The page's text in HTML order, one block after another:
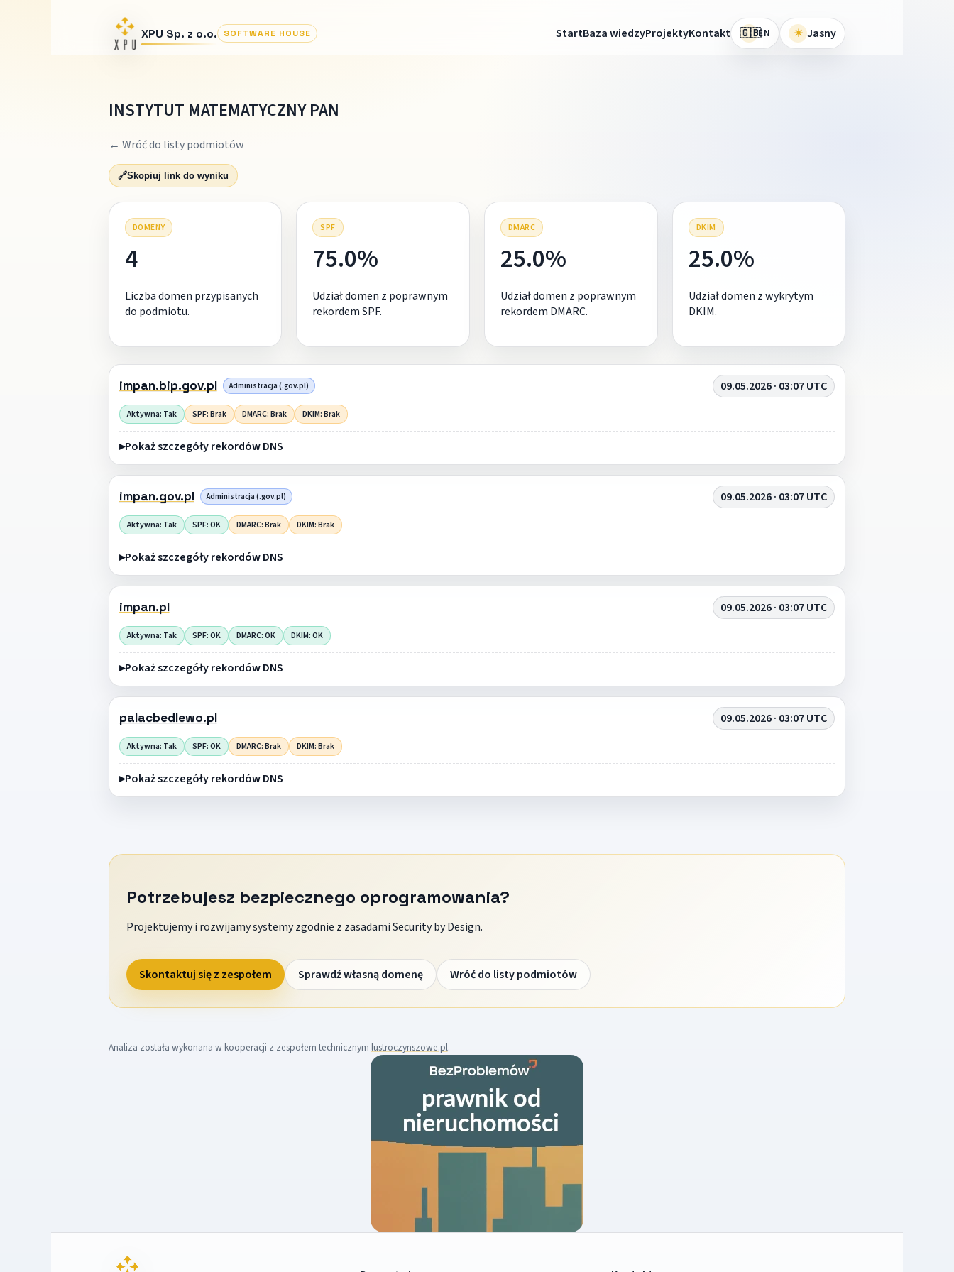
XPU Sp. z o.o. SOFTWARE HOUSE StartBaza wiedzyProjektyKontakt 🇬🇧EN ☀ Jasny
INSTYTUT MATEMATYCZNY PAN
← Wróć do listy podmiotów
🔗Skopiuj link do wyniku
DOMENY
4
Liczba domen przypisanych
do podmiotu.
SPF
75.0%
Udział domen z poprawnym
rekordem SPF.
DMARC
25.0%
Udział domen z poprawnym
rekordem DMARC.
DKIM
25.0%
Udział domen z wykrytym
DKIM.
impan.bip.gov.pl Administracja (.gov.pl) 09.05.2026 · 03:07 UTC
Aktywna: Tak SPF: Brak DMARC: Brak DKIM: Brak
Pokaż szczegóły rekordów DNS
impan.gov.pl Administracja (.gov.pl) 09.05.2026 · 03:07 UTC
Aktywna: Tak SPF: OK DMARC: Brak DKIM: Brak
Pokaż szczegóły rekordów DNS
impan.pl 09.05.2026 · 03:07 UTC
Aktywna: Tak SPF: OK DMARC: OK DKIM: OK
Pokaż szczegóły rekordów DNS
palacbedlewo.pl 09.05.2026 · 03:07 UTC
Aktywna: Tak SPF: OK DMARC: Brak DKIM: Brak
Pokaż szczegóły rekordów DNS
Potrzebujesz bezpiecznego oprogramowania?
Projektujemy i rozwijamy systemy zgodnie z zasadami Security by Design.
Skontaktuj się z zespołem Sprawdź własną domenę Wróć do listy podmiotów
Analiza została wykonana w kooperacji z zespołem technicznym lustroczynszowe.pl.